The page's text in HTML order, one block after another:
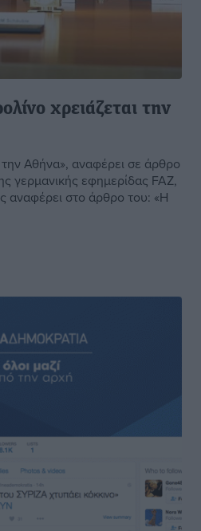
χρειάζεται την
την Αθήνα», αναφέρει σε άρθρο
γερμανικής εφημερίδας FAZ,
αναφέρει στο άρθρο του: «Η